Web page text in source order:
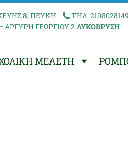
8, ΠΕΥΚΗ ΤΗΛ. 2108028149
ΑΡΓΥΡΗ ΓΕΩΡΓΙΟΥ 2 ΛΥΚΟΒΡΥΣΗ
ΜΕΛΕΤΗ